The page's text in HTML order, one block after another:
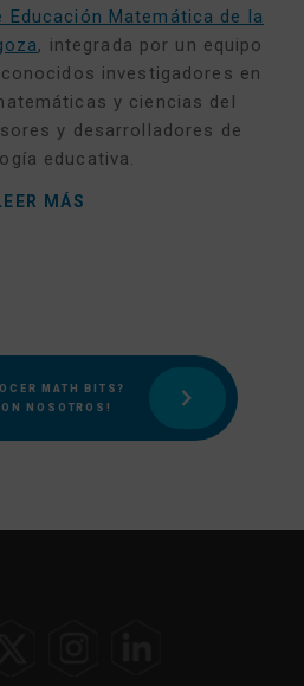
Educación Matemática de la
, integrada por un equipo
investigadores en
y ciencias del
y desarrolladores de
educativa.
MÁS
MATH BITS?
NOSOTROS!